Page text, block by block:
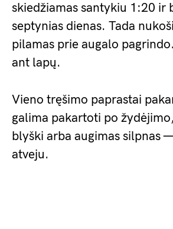
skiedžiamas santykiu 1:20 ir
septynias dienas. Tada
pilamas prie augalo
ant lapų.
Vieno tręšimo paprastai
galima pakartoti po
blyški arba augimas silpnas
atveju.